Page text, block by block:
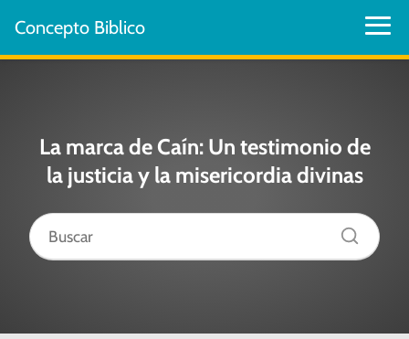
Concepto Biblico
La marca de Caín: Un testimonio de
la justicia y la misericordia divinas